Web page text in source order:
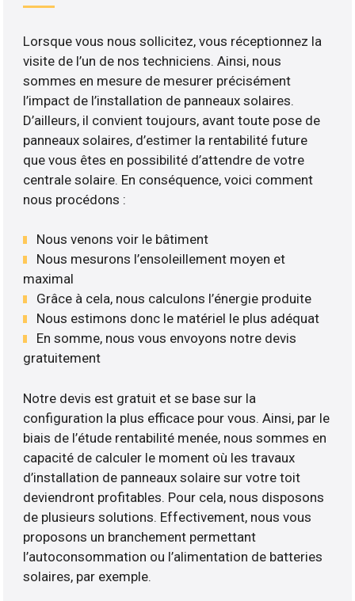
Lorsque vous nous sollicitez, vous réceptionnez la
visite de l’un de nos techniciens. Ainsi, nous
sommes en mesure de mesurer précisément
l’impact de l’installation de panneaux solaires.
D’ailleurs, il convient toujours, avant toute pose de
panneaux solaires, d’estimer la rentabilité future
que vous êtes en possibilité d’attendre de votre
centrale solaire. En conséquence, voici comment
nous procédons :
Nous venons voir le bâtiment
Nous mesurons l’ensoleillement moyen et
maximal
Grâce à cela, nous calculons l’énergie produite
Nous estimons donc le matériel le plus adéquat
En somme, nous vous envoyons notre devis
gratuitement
Notre devis est gratuit et se base sur la
configuration la plus efficace pour vous. Ainsi, par le
biais de l’étude rentabilité menée, nous sommes en
capacité de calculer le moment où les travaux
d’installation de panneaux solaire sur votre toit
deviendront profitables. Pour cela, nous disposons
de plusieurs solutions. Effectivement, nous vous
proposons un branchement permettant
l’autoconsommation ou l’alimentation de batteries
solaires, par exemple.